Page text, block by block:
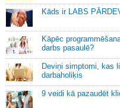
Kāds ir LABS
Kāpēc
darbs pasaulē?
Deviņi simptomi, kas
darbaholiķis
9 veidi kā pazaudēt